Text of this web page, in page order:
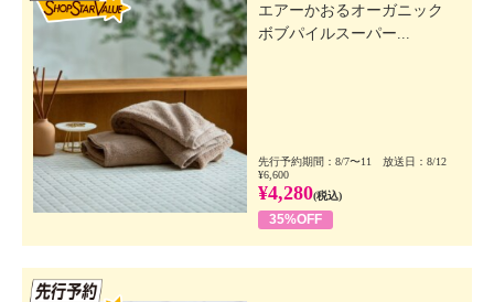
エアーかおるオーガニック
ボブパイルスーパー...
先行予約期間：8/7〜11 放送日：8/12
¥6,600
¥4,280(税込)
35%OFF